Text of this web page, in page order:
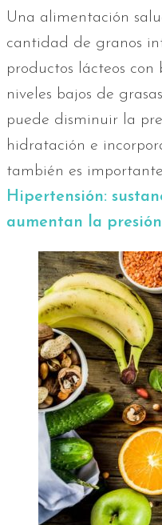
Una alimentación
cantidad de granos
productos lácteos
niveles bajos de
puede disminuir la
hidratación e
también es
Hipertensión:
aumentan la